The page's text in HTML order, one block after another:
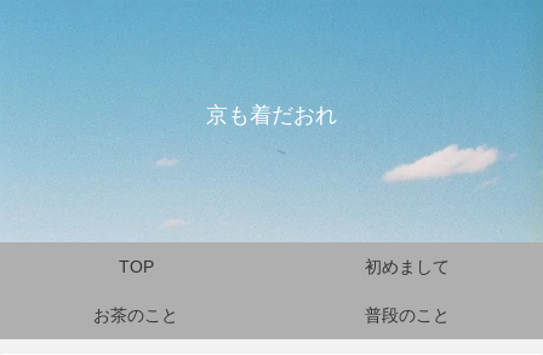
京も着だおれ
TOP 初めまして
お茶のこと 普段のこと